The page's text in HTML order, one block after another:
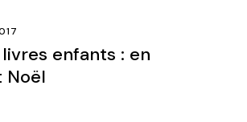
enfants : en
Noël